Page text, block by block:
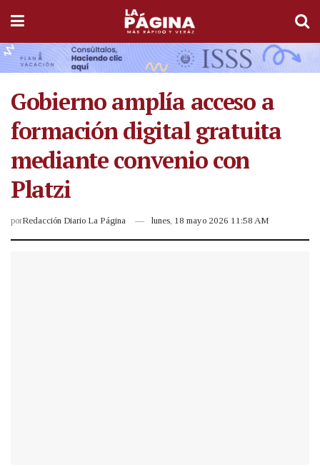
Gobierno amplía acceso a
formación digital gratuita
mediante convenio con
Platzi
porRedacción Diario La Página lunes, 18 mayo 2026 11:58 AM